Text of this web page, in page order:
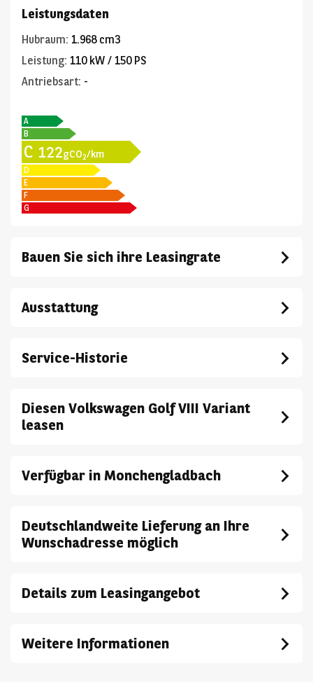
Leistungsdaten
Hubraum: 1.968 cm3
Leistung: 110 kW / 150 PS
Antriebsart: -
A
B
C 122gCO2/km
D
E
F
G
Bauen Sie sich ihre Leasingrate
Ausstattung
Service-Historie
Diesen Volkswagen Golf VIII Variant
leasen
Verfügbar in Monchengladbach
Deutschlandweite Lieferung an Ihre
Wunschadresse möglich
Details zum Leasingangebot
Weitere Informationen